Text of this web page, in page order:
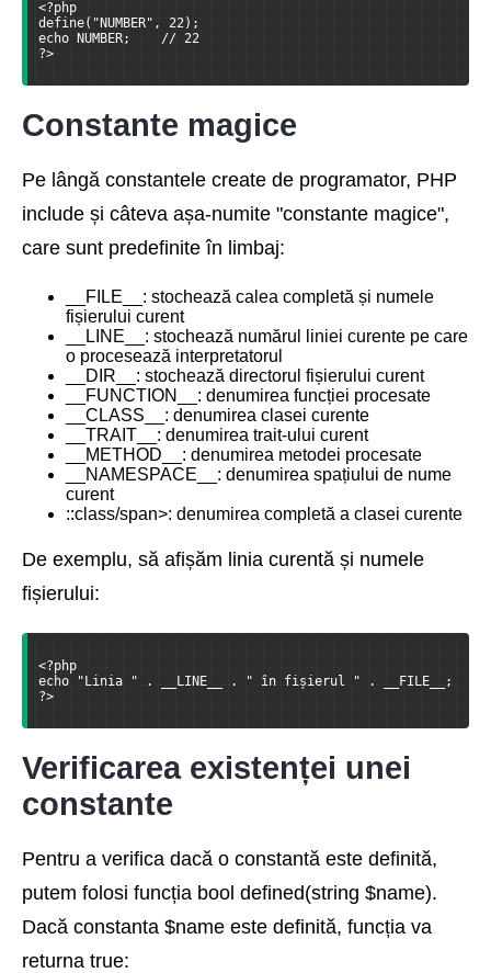
<?php
define("NUMBER", 22);
echo NUMBER;    // 22
?>
Constante magice
Pe lângă constantele create de programator, PHP
include și câteva așa-numite "constante magice",
care sunt predefinite în limbaj:
__FILE__: stochează calea completă și numele
fișierului curent
__LINE__: stochează numărul liniei curente pe care
o procesează interpretatorul
__DIR__: stochează directorul fișierului curent
__FUNCTION__: denumirea funcției procesate
__CLASS__: denumirea clasei curente
__TRAIT__: denumirea trait-ului curent
__METHOD__: denumirea metodei procesate
__NAMESPACE__: denumirea spațiului de nume
curent
::class/span>: denumirea completă a clasei curente
De exemplu, să afișăm linia curentă și numele
fișierului:
<?php
echo "Linia " . __LINE__ . " în fișierul " . __FILE__;
?>
Verificarea existenței unei
constante
Pentru a verifica dacă o constantă este definită,
putem folosi funcția bool defined(string $name).
Dacă constanta $name este definită, funcția va
returna true: